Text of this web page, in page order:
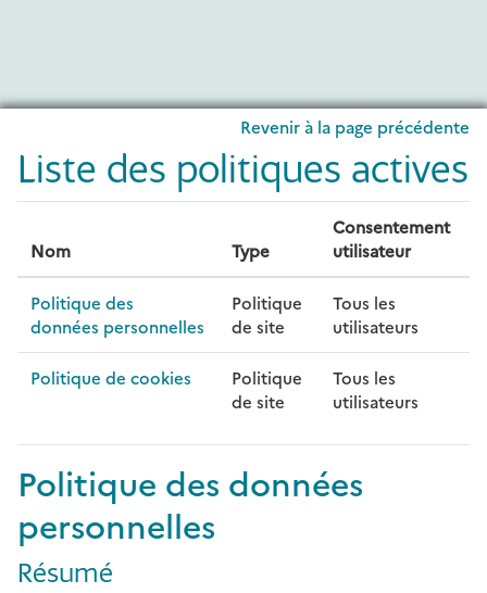
Revenir à la page précédente
Liste des politiques actives
Nom Type
Consentement
utilisateur
Politique des
données personnelles
Politique
de site
Tous les
utilisateurs
Politique de cookies
Politique
de site
Tous les
utilisateurs
Politique des données
personnelles
Résumé